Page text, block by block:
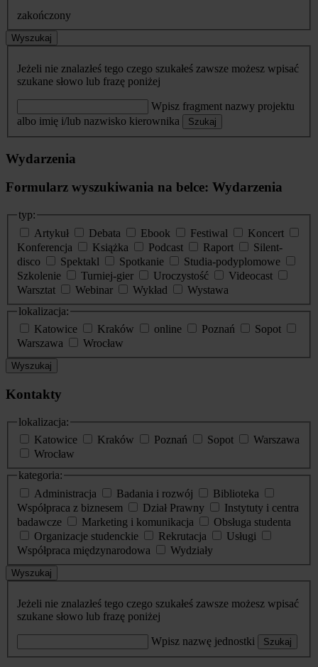
zakończony
Wyszukaj
Jeżeli nie znalazłeś tego czego szukałeś zawsze możesz wpisać
szukane słowo lub frazę poniżej
Wpisz fragment nazwy projektu
albo imię i/lub nazwisko kierownika
Szukaj
Wydarzenia
Formularz wyszukiwania na belce: Wydarzenia
typ:
Artykuł
Debata Ebook Festiwal
Koncert
Konferencja
Książka Podcast Raport
Silent-
disco
Spektakl Spotkanie
Studia-podyplomowe
Szkolenie
Turniej-gier Uroczystość
Videocast
Warsztat
Webinar Wykład
Wystawa
lokalizacja:
Katowice
Kraków online Poznań
Sopot
Warszawa
Wrocław
Wyszukaj
Kontakty
lokalizacja:
Katowice
Kraków Poznań Sopot
Warszawa
Wrocław
kategoria:
Administracja
Badania i rozwój
Biblioteka
Współpraca z biznesem
Dział Prawny
Instytuty i centra
badawcze
Marketing i komunikacja
Obsługa studenta
Organizacje studenckie
Rekrutacja
Usługi
Współpraca międzynarodowa
Wydziały
Wyszukaj
Jeżeli nie znalazłeś tego czego szukałeś zawsze możesz wpisać
szukane słowo lub frazę poniżej
Wpisz nazwę jednostki Szukaj